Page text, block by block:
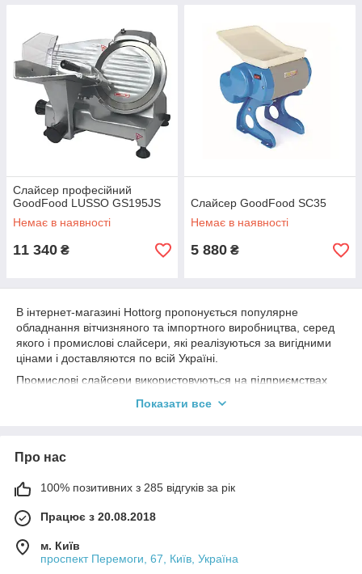
Слайсер професійний
GoodFood LUSSO GS195JS
Немає в наявності
11 340 ₴
Слайсер GoodFood SC35
Немає в наявності
5 880 ₴
В інтернет-магазині Hottorg пропонується популярне
обладнання вітчизняного та імпортного виробництва, серед
якого і промислові слайсери, які реалізуються за вигідними
цінами і доставляются по всій Україні.
Промислові слайсери використовуються на підприємствах
акуратна нарізка м'яса та ковбаси, сирів та копченостей,
нарізка необхідних інгредієнтів на скибочки необхідної
страв. Це сприяє і подальшому продажу чи декоративному
прикрашання столу.
Нарізання продуктів слайсерами
Показати все
Про нас
100% позитивних з 285 відгуків за рік
Працює з 20.08.2018
м. Київ
проспект Перемоги, 67, Київ, Україна